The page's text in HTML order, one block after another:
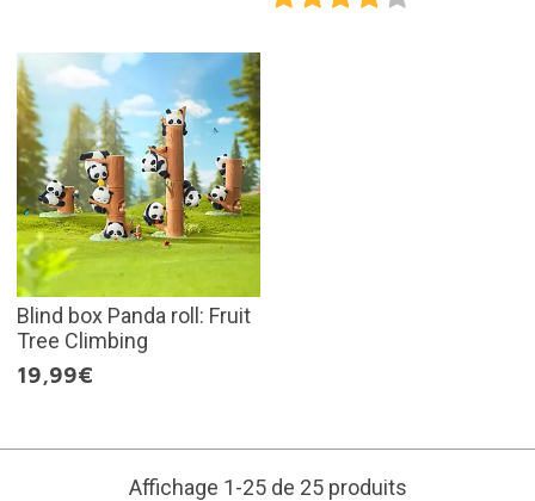
Blind box Panda roll: Fruit
Tree Climbing
19,99€
Affichage 1-25 de 25 produits